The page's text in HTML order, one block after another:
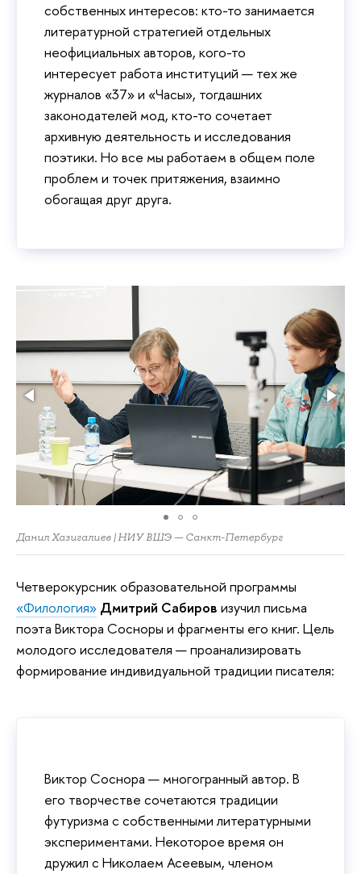
собственных интересов: кто-то занимается
литературной стратегией отдельных
неофициальных авторов, кого-то
интересует работа институций — тех же
журналов «37» и «Часы», тогдашних
законодателей мод, кто-то сочетает
архивную деятельность и исследования
поэтики. Но все мы работаем в общем поле
проблем и точек притяжения, взаимно
обогащая друг друга.
Данил Хазигалиев | НИУ ВШЭ — Санкт-Петербург
Четверокурсник образовательной программы
«Филология» Дмитрий Сабиров изучил письма
поэта Виктора Сосноры и фрагменты его книг. Цель
молодого исследователя — проанализировать
формирование индивидуальной традиции писателя:
Виктор Соснора — многогранный автор. В
его творчестве сочетаются традиции
футуризма с собственными литературными
экспериментами. Некоторое время он
дружил с Николаем Асеевым, членом